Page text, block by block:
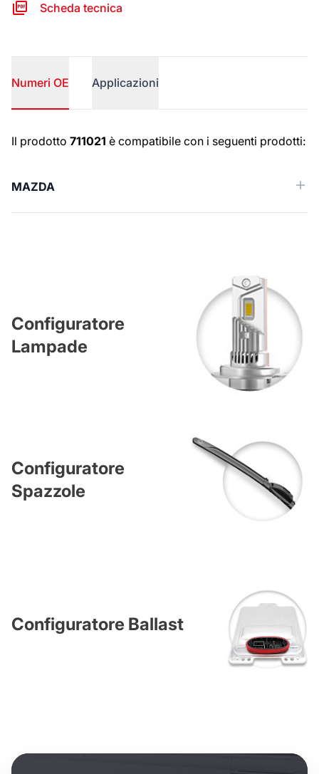
Scheda tecnica
Numeri OE Applicazioni
Numeri OE
Il prodotto 711021 è compatibile con i seguenti prodotti:
MAZDA
Configuratore
Lampade
Configuratore
Spazzole
Configuratore Ballast